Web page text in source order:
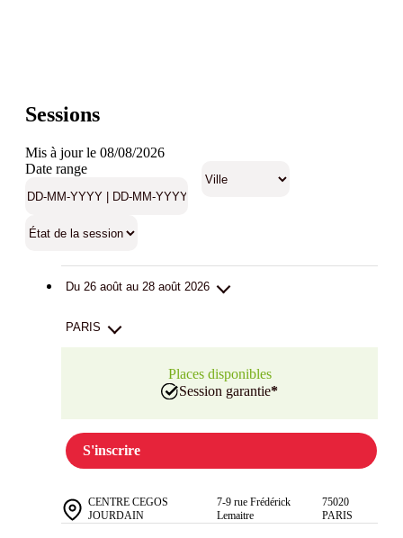
Sessions
Mis à jour le 08/08/2026
Date range
Du 26 août au 28 août 2026
PARIS
Places disponibles
Session garantie*
S'inscrire
CENTRE CEGOS
JOURDAIN
7-9 rue Frédérick
Lemaitre
75020
PARIS